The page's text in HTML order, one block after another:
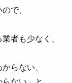
で、
者も少なく、
らない、